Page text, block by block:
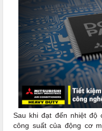
Sau khi đạt đến nhiệt độ
công suất của động cơ